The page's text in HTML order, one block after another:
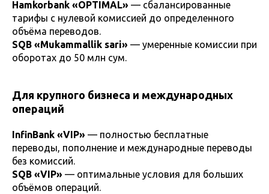
Hamkorbank «OPTIMAL» — сбалансированные
тарифы с нулевой комиссией до определенного
объёма переводов.
SQB «Mukammallik sari» — умеренные комиссии при
оборотах до 50 млн сум.
Для крупного бизнеса и международных
операций
InfinBank «VIP» — полностью бесплатные
переводы, пополнение и международные переводы
без комиссий.
SQB «VIP» — оптимальные условия для больших
объёмов операций.